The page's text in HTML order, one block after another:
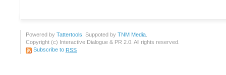
Powered by Tattertools. Suppoted by TNM Media.
Copyright (c) Interactive Dialogue & PR 2.0. All rights reserved.
Subscribe to RSS